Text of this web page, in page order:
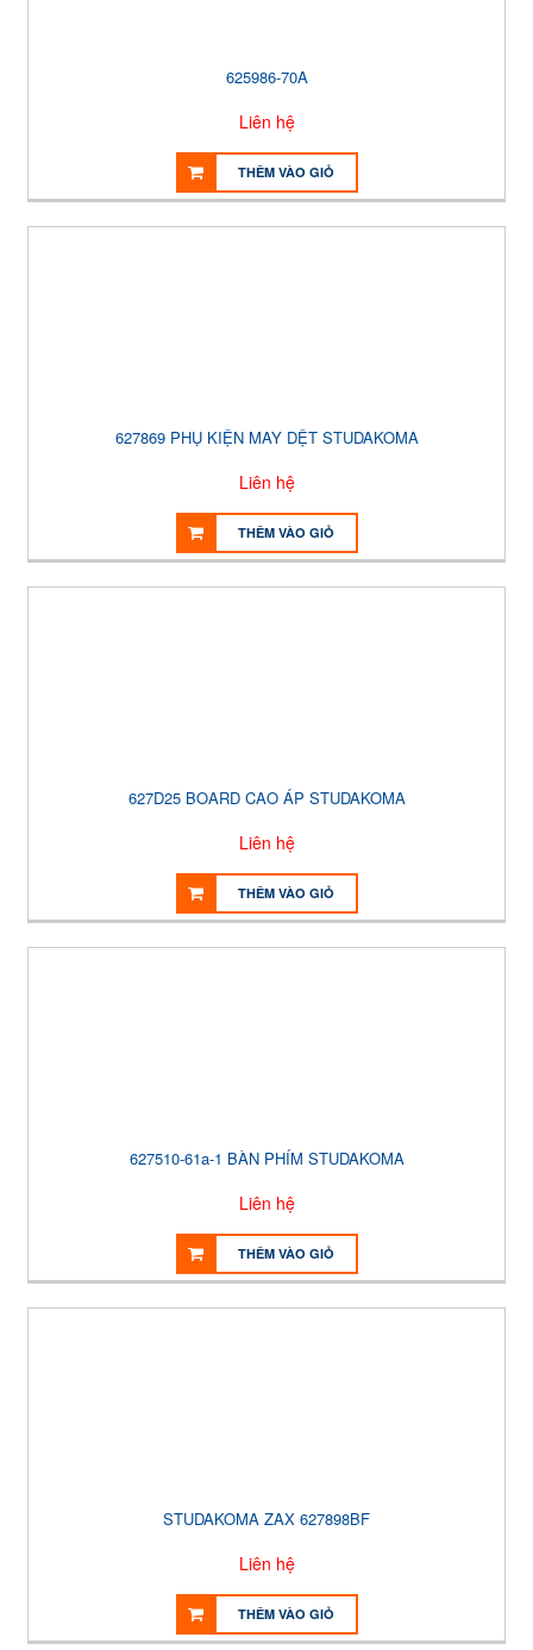
625986-70A
Liên hệ
THÊM VÀO GIỎ
627869 PHỤ KIỆN MAY DỆT STUDAKOMA
Liên hệ
THÊM VÀO GIỎ
627D25 BOARD CAO ÁP STUDAKOMA
Liên hệ
THÊM VÀO GIỎ
627510-61a-1 BÀN PHÍM STUDAKOMA
Liên hệ
THÊM VÀO GIỎ
STUDAKOMA ZAX 627898BF
Liên hệ
THÊM VÀO GIỎ